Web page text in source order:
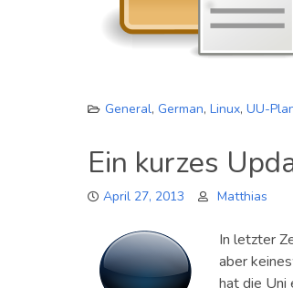
General, German, Linux, UU-
Ein kurzes
April 27, 2013 Matthias
In letzter
aber
hat die Uni